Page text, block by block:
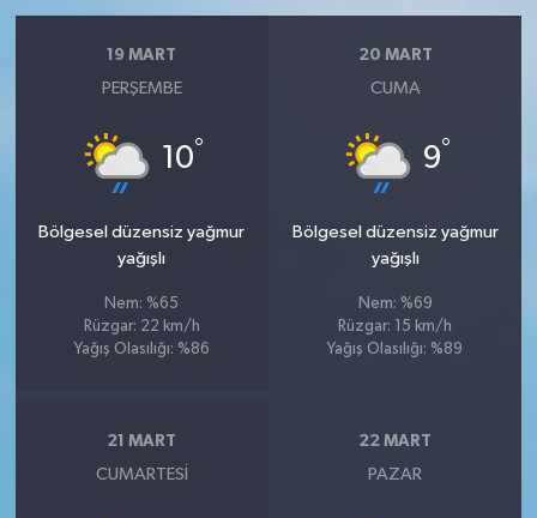
19 MART
PERŞEMBE
10°
Bölgesel düzensiz yağmur
yağışlı
Nem: %65
Rüzgar: 22 km/h
Yağış Olasılığı: %86
20 MART
CUMA
9°
Bölgesel düzensiz yağmur
yağışlı
Nem: %69
Rüzgar: 15 km/h
Yağış Olasılığı: %89
21 MART
CUMARTESI
22 MART
PAZAR